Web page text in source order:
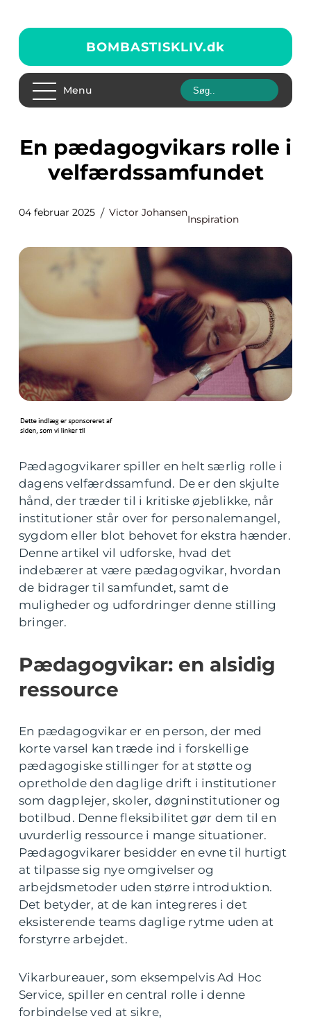
BOMBASTISKLIV.dk
Menu
En pædagogvikars rolle i
velfærdssamfundet
04 februar 2025 Victor Johansen
Inspiration
Pædagogvikarer spiller en helt særlig rolle i
dagens velfærdssamfund. De er den skjulte
hånd, der træder til i kritiske øjeblikke, når
institutioner står over for personalemangel,
sygdom eller blot behovet for ekstra hænder.
Denne artikel vil udforske, hvad det
indebærer at være pædagogvikar, hvordan
de bidrager til samfundet, samt de
muligheder og udfordringer denne stilling
bringer.
Pædagogvikar: en alsidig
ressource
En pædagogvikar er en person, der med
korte varsel kan træde ind i forskellige
pædagogiske stillinger for at støtte og
opretholde den daglige drift i institutioner
som dagplejer, skoler, døgninstitutioner og
botilbud. Denne fleksibilitet gør dem til en
uvurderlig ressource i mange situationer.
Pædagogvikarer besidder en evne til hurtigt
at tilpasse sig nye omgivelser og
arbejdsmetoder uden større introduktion.
Det betyder, at de kan integreres i det
eksisterende teams daglige rytme uden at
forstyrre arbejdet.
Vikarbureauer, som eksempelvis Ad Hoc
Service, spiller en central rolle i denne
forbindelse ved at sikre,